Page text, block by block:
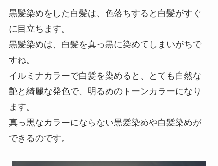
黒髪染めをした白髪は、色落ちすると白髪がすぐ
に目立ちます。
黒髪染めは、白髪を真っ黒に染めてしまいがちで
すね。
イルミナカラーで白髪を染めると、とても自然な
艶と綺麗な発色で、明るめのトーンカラーになり
ます。
真っ黒なカラーにならない黒髪染めや白髪染めが
できるのです。